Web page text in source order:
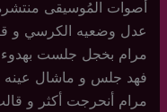
أصوات المُوسيقى
عدل وضعيه الكرسي و
مرام بخجل جلست بهدوء
فهد جلس و ماشال عينه
مرام أنحرجت أكثر و